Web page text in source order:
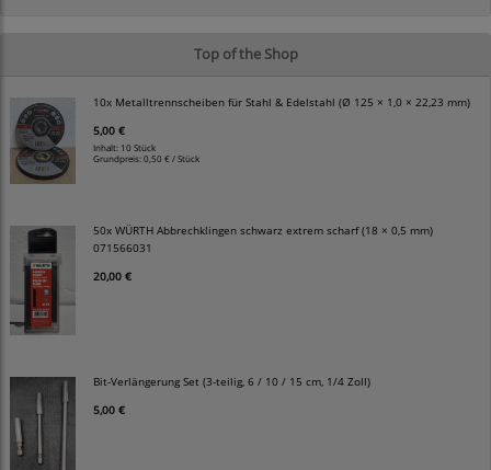
Top of the Shop
10x Metalltrennscheiben für Stahl & Edelstahl (Ø 125 × 1,0 × 22,23 mm)
5,00 €
Inhalt: 10 Stück
Grundpreis:0,50 € / Stück
50x WÜRTH Abbrechklingen schwarz extrem scharf (18 × 0,5 mm)
071566031
20,00 €
Bit-Verlängerung Set (3-teilig, 6 / 10 / 15 cm, 1/4 Zoll)
5,00 €